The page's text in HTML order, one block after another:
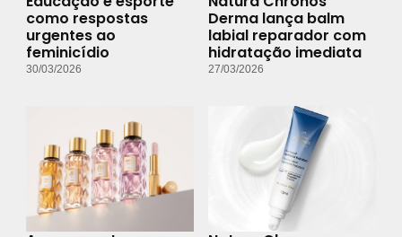
30/03/2026 27/03/2026
Avon resgata
fragrâncias icônicas
em nova coleção que
celebra sucessos da
Natura Chronos
Derma lança balm
labial reparador com
hidratação imediata